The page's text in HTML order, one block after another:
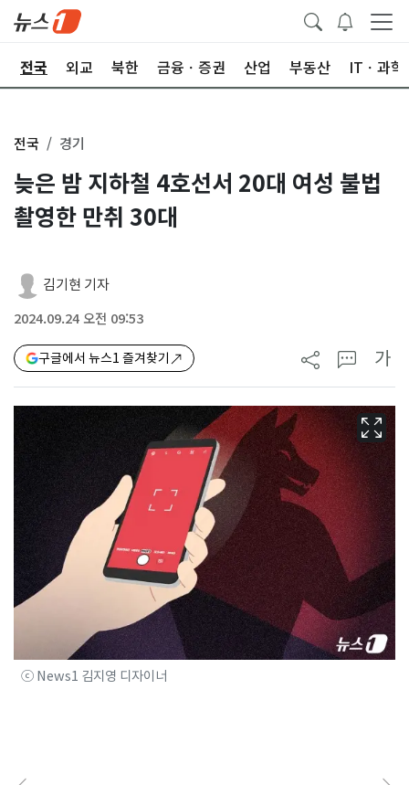
전국 외교 북한 금융ㆍ증권 산업 부동산 ITㆍ과학
전국 경기
늦은 밤 지하철 4호선서 20대 여성 불법
촬영한 만취 30대
김기현 기자
2024.09.24 오전 09:53
구글에서 뉴스1 즐겨찾기 가
ⓒ News1 김지영 디자이너